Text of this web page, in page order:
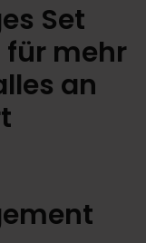
Set
für mehr
an